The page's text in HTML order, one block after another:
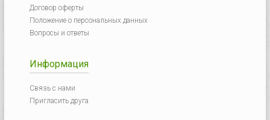
Договор оферты
Положение о персональных данных
Вопросы и ответы
Информация
Связь с нами
Пригласить друга